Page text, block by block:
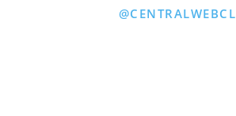
@CENTRALWEBCL